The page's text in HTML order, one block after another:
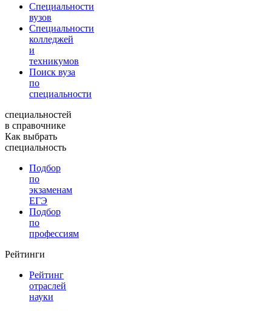
Специальности
вузов
Специальности
колледжей
и
техникумов
Поиск вуза
по
специальности
специальностей
в справочнике
Как выбрать
специальность
Подбор
по
экзаменам
ЕГЭ
Подбор
по
профессиям
Рейтинги
Рейтинг
отраслей
науки